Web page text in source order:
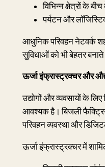
विभिन्न क्षेत्रों के
पर्यटन और
आधुनिक परिवहन नेटवर्क
सुविधाओं को भी बेहतर
ऊर्जा इंफ्रास्ट्रक्चर और
उद्योगों और व्यवसायों के
आवश्यक है। बिजली
परिवहन व्यवस्था और
ऊर्जा इंफ्रास्ट्रक्चर में